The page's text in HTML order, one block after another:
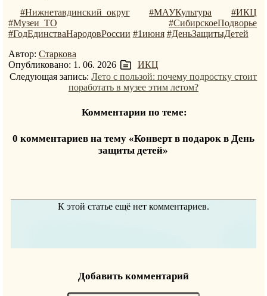
#Нижнетавдинский_округ
#МАУКультура
#ИКЦ
#Музеи_ТО
#СибирскоеПодворье
#ГодЕдинстваНародовРоссии #1июня #ДеньЗащитыДетей
Автор: Старкова
Опубликовано: 1. 06. 2026
ИКЦ
Следующая запись:Лето с пользой: почему подростку стоит
поработать в музее этим летом?
Комментарии по теме:
0 комментариев на тему «Конверт в подарок в День
защиты детей»
К этой статье ещё нет комментариев.
Добавить комментарий